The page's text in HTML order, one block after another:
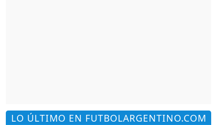
LO ÚLTIMO EN FUTBOLARGENTINO.COM